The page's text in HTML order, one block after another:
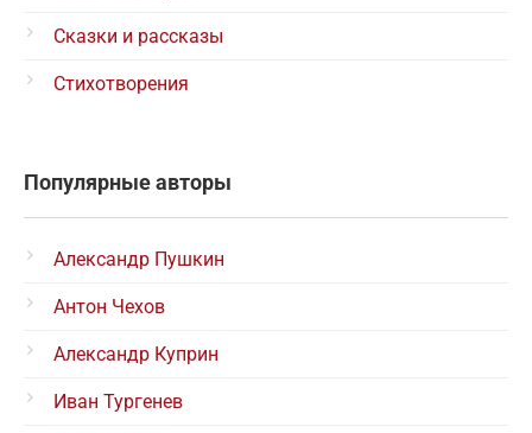
Сказки и рассказы
Стихотворения
Популярные авторы
Александр Пушкин
Антон Чехов
Александр Куприн
Иван Тургенев